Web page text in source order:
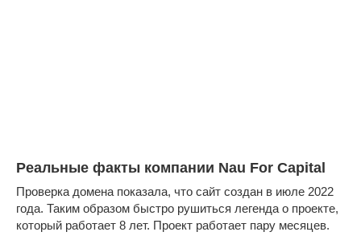
Реальные факты компании Nau For Capital
Проверка домена показала, что сайт создан в июле 2022
года. Таким образом быстро рушиться легенда о проекте,
который работает 8 лет. Проект работает пару месяцев.